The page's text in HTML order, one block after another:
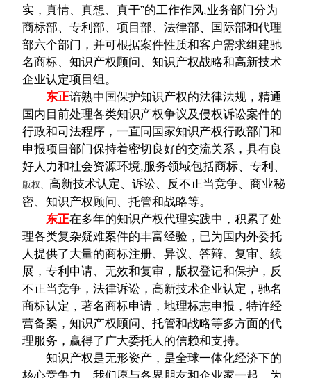
实，真情、真想、真干”的工作作风,业务部门分为
商标部、专利部、项目部、法律部、国际部和代理
部六个部门，并可根据案件性质和客户需求组建驰
名商标、知识产权顾问、知识产权战略和高新技术
企业认定项目组。
东正谙熟中国保护知识产权的法律法规，精通
国内目前处理各类知识产权争议及侵权诉讼案件的
行政和司法程序，一直同国家知识产权行政部门和
申报项目部门保持着密切良好的交流关系，具有良
好人力和社会资源环境,服务领域包括商标、专利、
版权、 高新技术认定、诉讼、反不正当竞争、商业秘
密、知识产权顾问、托管和战略等。
东正在多年的知识产权代理实践中，积累了处
理各类复杂疑难案件的丰富经验，已为国内外委托
人提供了大量的商标注册、异议、答辩、复审、续
展，专利申请、无效和复审，版权登记和保护，反
不正当竞争，法律诉讼，高新技术企业认定，驰名
商标认定，著名商标申请，地理标志申报，特许经
营备案，知识产权顾问、托管和战略等多方面的代
理服务，赢得了广大委托人的信赖和支持。
知识产权是无形资产，是全球一体化经济下的